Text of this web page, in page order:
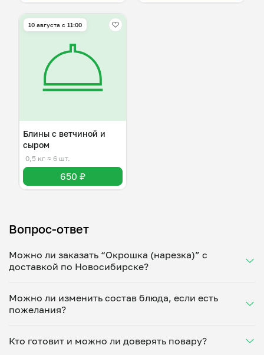
10 августа с 11:00
Блины с ветчиной и
сыром
0,5 кг ≈ 6 шт.
650 ₽
Вопрос-ответ
Можно ли заказать “Окрошка (нарезка)” с
доставкой по Новосибирске?
Укажите удобное время — и получите свежее
домашнее блюдо в большой порции прямо с плиты.
минут. Статус заказа отслеживайте в личном
кабинете, а с поваром можно связаться напрямую в
Можно ли изменить состав блюда, если есть
пожелания?
под ваши предпочтения: уберет специи, снизит
Кто готовит и можно ли доверять повару?